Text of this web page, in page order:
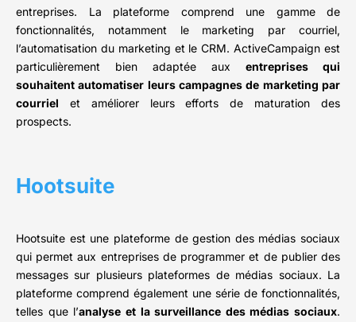
entreprises. La plateforme comprend une gamme de
fonctionnalités, notamment le marketing par courriel,
l’automatisation du marketing et le CRM. ActiveCampaign est
particulièrement bien adaptée aux entreprises qui
souhaitent automatiser leurs campagnes de marketing par
courriel et améliorer leurs efforts de maturation des
prospects.
Hootsuite
Hootsuite est une plateforme de gestion des médias sociaux
qui permet aux entreprises de programmer et de publier des
messages sur plusieurs plateformes de médias sociaux. La
plateforme comprend également une série de fonctionnalités,
telles que l’analyse et la surveillance des médias sociaux.